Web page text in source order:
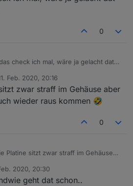
0
check ich mal, wäre ja gelacht dat
Feb. 2020, 20:16
von
zwar straff im Gehäuse aber
wieder raus kommen 🤣
0
Platine sitzt zwar straff im Gehäuse
2020, 20:30
geht dat schon..